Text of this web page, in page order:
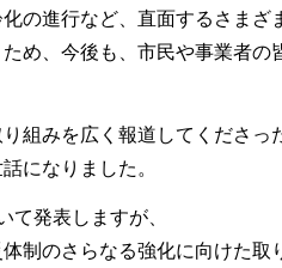
の進行など、直面するさま
め、今後も、市民や事業者
組みを広く報道してくださ
になりました。
て発表しますが、
制のさらなる強化に向けた取